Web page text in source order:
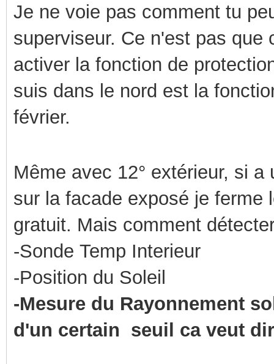
Je ne voie pas comment tu
superviseur. Ce n'est pas
activer la fonction de
suis dans le nord est la
février.
Même avec 12° extérieur, si
sur la facade exposé je ferme
gratuit. Mais comment
-Sonde Temp Interieur
-Position du Soleil
-Mesure du Rayonnement
d'un certain seuil ca veut